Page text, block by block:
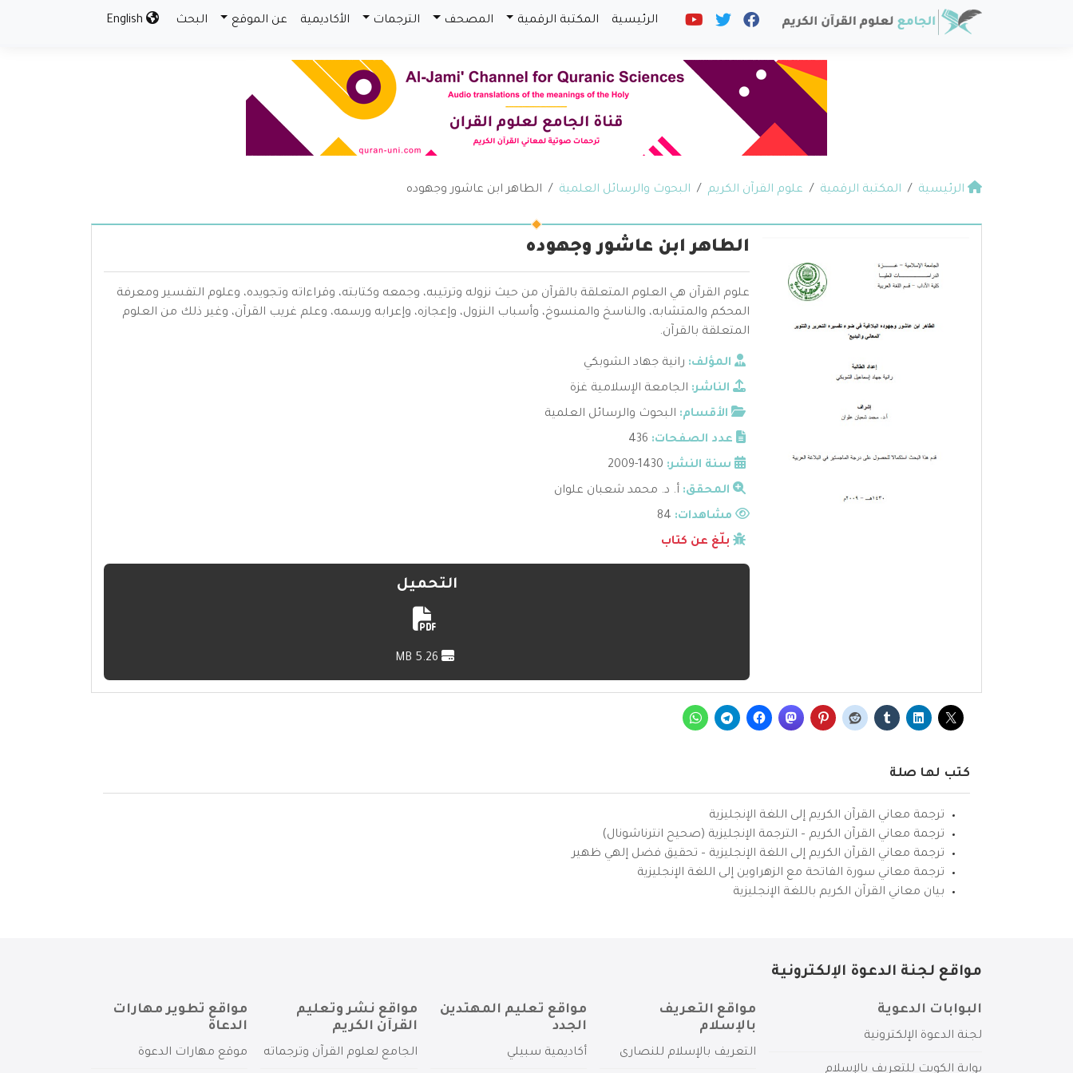
الرئيسية المكتبة الرقمية المصحف الترجمات الأكاديمية عن الموقع البحث
الرئيسية المكتبة الرقمية علوم القرآن الكريم البحوث والرسائل العلمية الطاهر ابن عاشور وجهوده
الطاهر ابن عاشور وجهوده
علوم القرآن هي العلوم المتعلقة بالقرآن من حيث نزوله وترتيبه، وجمعه وكتابته، وقراءاته وتجويده، وعلوم التفسير ومعرفة
المحكم والمتشابه، والناسخ والمنسوخ، وأسباب النزول، وإعجازه، وإعرابه ورسمه، وعلم غريب القرآن، وغير ذلك من العلوم
المتعلقة بالقرآن.
المؤلف: رانية جهاد الشوبكي
الناشر: الجامعة الإسلامية غزة
الأقسام: البحوث والرسائل العلمية
عدد الصفحات: 436
سنة النشر: 1430-2009
المحقق: أ. د. محمد شعبان علوان
مشاهدات:
بلّغ عن كتاب
التحميل
كتب لها صلة
ترجمة معاني القرآن الكريم إلى اللغة الإنجليزية
ترجمة معاني القرآن الكريم – الترجمة الإنجليزية (صحيح انترناشونال)
ترجمة معاني القرآن الكريم إلى اللغة الإنجليزية – تحقيق فضل إلهي ظهير
ترجمة معاني سورة الفاتحة مع الزهراوين إلى اللغة الإنجليزية
بيان معاني القرآن الكريم باللغة الإنجليزية
مواقع لجنة الدعوة الإلكترونية
البوابات الدعوية
لجنة الدعوة الإلكترونية
بوابة الكويت للتعريف بالإسلام
مواقع التعريف
بالإسلام
التعريف بالإسلام للنصارى
مواقع تعليم المهتدين
الجدد
أكاديمية سبيلي
مواقع نشر وتعليم
القرآن الكريم
الجامع لعلوم القرآن وترجماته
مواقع تطوير مهارات
الدعاة
موقع مهارات الدعوة